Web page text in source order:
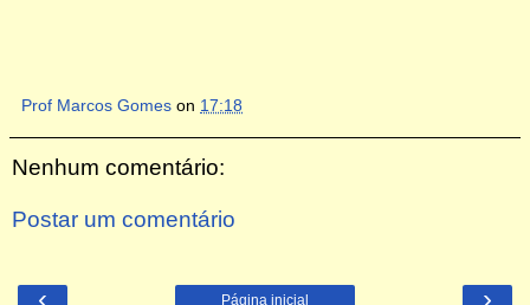
Prof Marcos Gomes on 17:18
Nenhum comentário:
Postar um comentário
Página inicial